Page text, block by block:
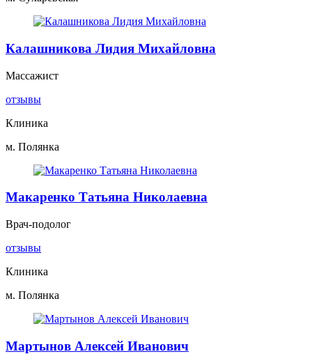
Калашникова Лидия Михайловна
Массажист
отзывы
Клиника
м. Полянка
Макаренко Татьяна Николаевна
Врач-подолог
отзывы
Клиника
м. Полянка
Мартынов Алексей Иванович